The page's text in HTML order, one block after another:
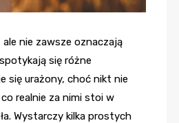
nie zawsze oznaczają
się różne
się urażony, choć nikt nie
realnie za nimi stoi w
Wystarczy kilka prostych